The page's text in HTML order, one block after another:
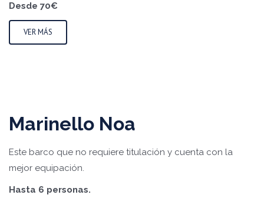
Desde 70€
VER MÁS
Marinello Noa
Este barco que no requiere titulación y cuenta con la
mejor equipación.
Hasta 6 personas.